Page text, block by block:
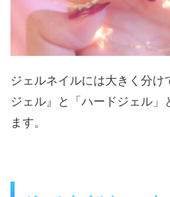
ジェルネイルには大きく分け
ジェル』と「ハードジェル
ます。